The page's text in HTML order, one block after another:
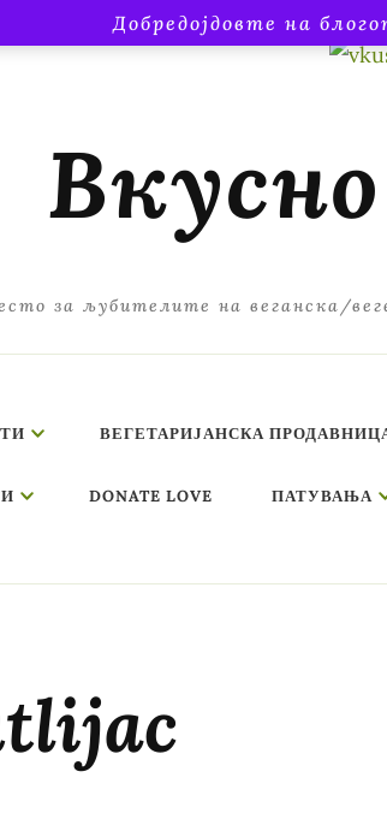
Добредојдовте на
за љубителите на веганска/
ВЕГЕТАРИЈАНСКА
DONATE LOVE ПАТУВАЊА